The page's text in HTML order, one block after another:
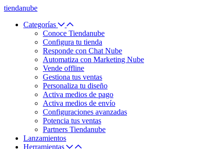
tiendanube
Categorías
Conoce Tiendanube
Configura tu tienda
Responde con Chat Nube
Automatiza con Marketing Nube
Vende offline
Gestiona tus ventas
Personaliza tu diseño
Activa medios de pago
Activa medios de envío
Configuraciones avanzadas
Potencia tus ventas
Partners Tiendanube
Lanzamientos
Herramientas